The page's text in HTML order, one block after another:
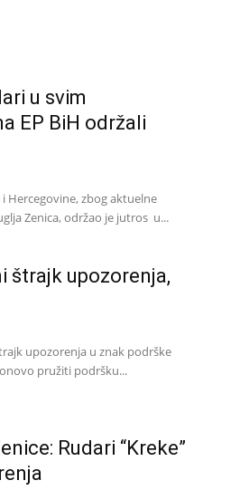
u svim
EP BiH održali
Hercegovine, zbog aktuelne
Zenica, održao je jutros u...
štrajk upozorenja,
upozorenja u znak podrške
pružiti podršku...
Rudari “Kreke”